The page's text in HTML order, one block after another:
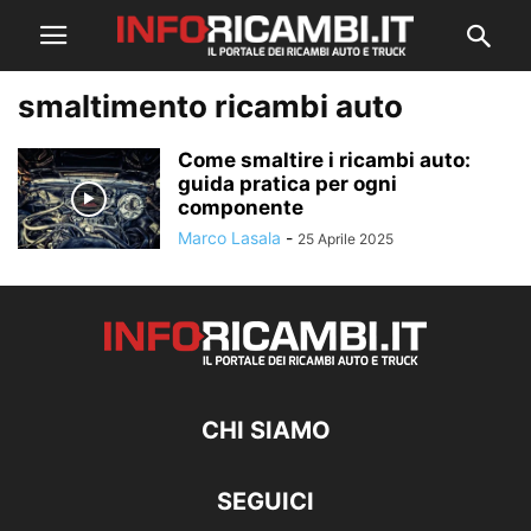
smaltimento ricambi auto
Come smaltire i ricambi auto:
guida pratica per ogni
componente
Marco Lasala - 25 Aprile 2025
CHI SIAMO
SEGUICI